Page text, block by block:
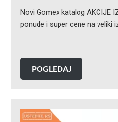
Novi Gomex katalog AKCIJE
ponude i super cene na veliki
POGLEDAJ